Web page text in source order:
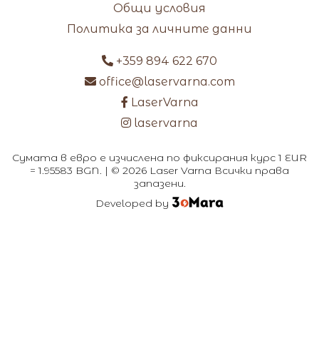
Общи условия
Политика за личните данни
+359 894 622 670
office@laservarna.com
LaserVarna
laservarna
Сумата в евро е изчислена по фиксирания курс 1 EUR
= 1.95583 BGN. | © 2026 Laser Varna Всички права
запазени.
Developed by